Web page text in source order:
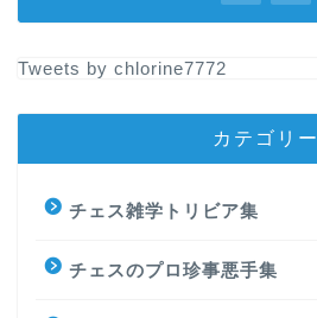
Tweets by chlorine7772
カテゴリー
チェス雑学トリビア集
チェスのプロ珍事悪手集